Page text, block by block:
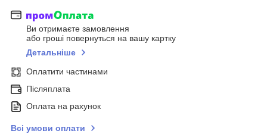
Ви отримаєте замовлення
або гроші повернуться на вашу картку
Детальніше
Оплатити частинами
Післяплата
Оплата на рахунок
Всі умови оплати